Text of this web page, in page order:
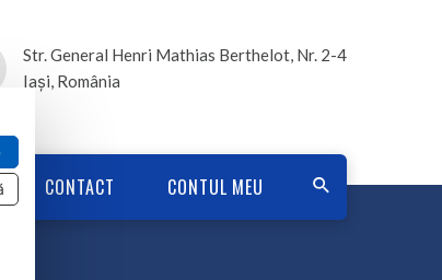
Str. General Henri Mathias Berthelot, Nr. 2-4
Iași, România
CONTACT CONTUL MEU